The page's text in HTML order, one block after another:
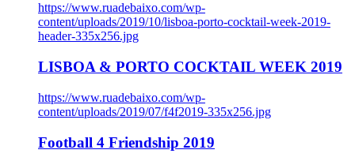
https://www.ruadebaixo.com/wp-
content/uploads/2019/10/lisboa-porto-cocktail-week-2019-
header-335x256.jpg
LISBOA & PORTO COCKTAIL WEEK 2019
https://www.ruadebaixo.com/wp-
content/uploads/2019/07/f4f2019-335x256.jpg
Football 4 Friendship 2019